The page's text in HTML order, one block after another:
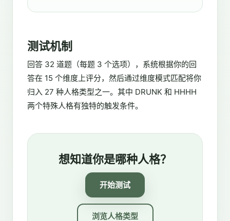
测试机制
回答 32 道题（每题 3 个选项），系统根据你的回
答在 15 个维度上评分，然后通过维度模式匹配将你
归入 27 种人格类型之一。其中 DRUNK 和 HHHH
两个特殊人格有独特的触发条件。
想知道你是哪种人格？
开始测试
浏览人格类型